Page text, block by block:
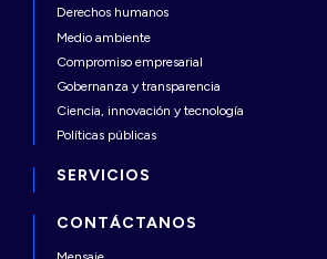
Derechos humanos
Medio ambiente
Compromiso empresarial
Gobernanza y transparencia
Ciencia, innovación y tecnología
Políticas públicas
SERVICIOS
CONTÁCTANOS